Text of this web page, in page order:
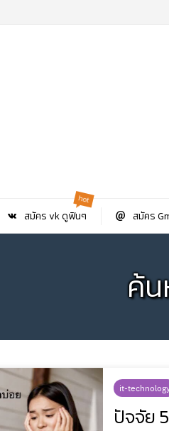
สมัคร vk ดูฟินๆ
hot
สมัคร
ค้น
it-
ปัจจัย